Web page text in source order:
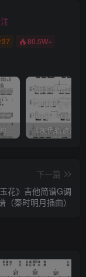
37 80.5W+
《父亲的草原母亲的河》吉他简谱C调弹唱谱（腾格尔）
下一篇
花》吉他简谱G调
（秦时明月插曲）